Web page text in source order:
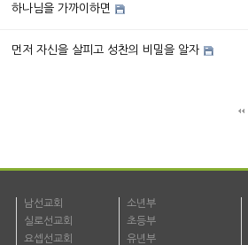
하나님을 가까이하면
먼저 자신을 살피고 성찬의 비밀을 알자
남선교회
실로선교회
요셉선교회
소년부
초등부
유년부